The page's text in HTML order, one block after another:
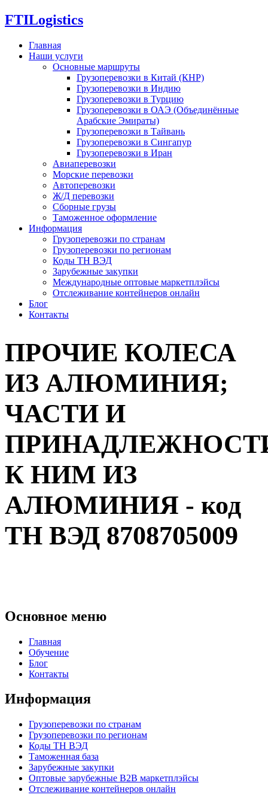
FTILogistics
Главная
Наши услуги
Основные маршруты
Грузоперевозки в Китай (КНР)
Грузоперевозки в Индию
Грузоперевозки в Турцию
Грузоперевозки в ОАЭ (Объединённые
Арабские Эмираты)
Грузоперевозки в Тайвань
Грузоперевозки в Сингапур
Грузоперевозки в Иран
Авиаперевозки
Морские перевозки
Автоперевозки
Ж/Д перевозки
Сборные грузы
Таможенное оформление
Информация
Грузоперевозки по странам
Грузоперевозки по регионам
Коды ТН ВЭД
Зарубежные закупки
Международные оптовые маркетплэйсы
Отслеживание контейнеров онлайн
Блог
Контакты
ПРОЧИЕ КОЛЕСА
ИЗ АЛЮМИНИЯ;
ЧАСТИ И
К НИМ ИЗ
АЛЮМИНИЯ - код
ТН ВЭД 8708705009
Основное меню
Главная
Обучение
Блог
Контакты
Информация
Грузоперевозки по странам
Грузоперевозки по регионам
Коды ТН ВЭД
Таможенная база
Зарубежные закупки
Оптовые зарубежные B2B маркетплэйсы
Отслеживание контейнеров онлайн